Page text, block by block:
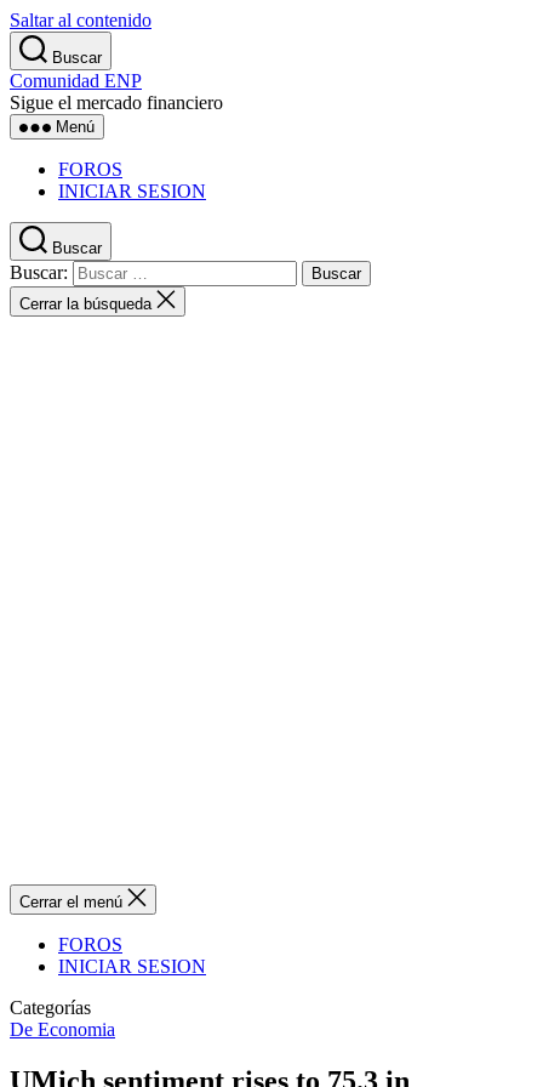
Saltar al contenido
Buscar
Comunidad ENP
Sigue el mercado financiero
Menú
FOROS
INICIAR SESION
Buscar
Buscar:
Cerrar la búsqueda
Cerrar el menú
FOROS
INICIAR SESION
Categorías
De Economia